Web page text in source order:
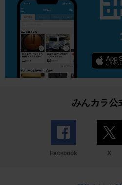
みんカラ公
Facebook X